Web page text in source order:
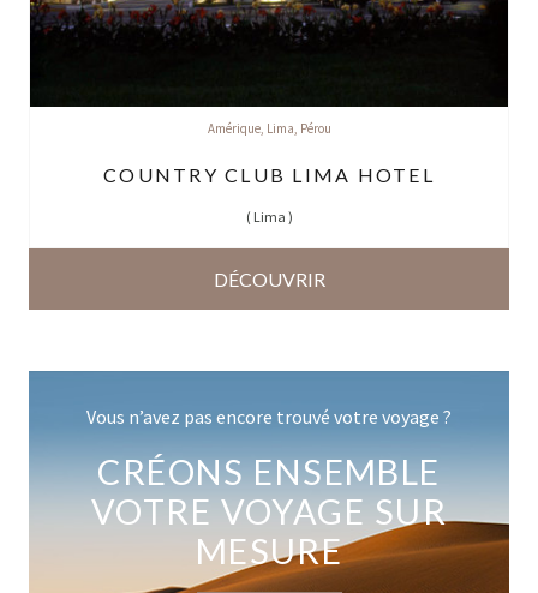
Amérique, Lima Pérou
COUNTRY CLUB LIMA HOTEL
( Lima )
DÉCOUVRIR
Vous n’avez pas encore trouvé votre voyage ?
CRÉONS ENSEMBLE
VOTRE VOYAGE SUR
MESURE